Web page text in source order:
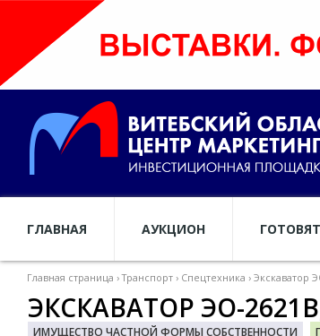
ГЛАВНАЯ АУКЦИОН
Главная страница › Транспорт › Спецтехника › Экскаватор
ЭКСКАВАТОР ЭО-
ИМУЩЕСТВО ЧАСТНОЙ ФОРМЫ СОБСТВЕННОСТИ